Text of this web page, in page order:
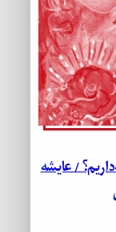
/ عایشه